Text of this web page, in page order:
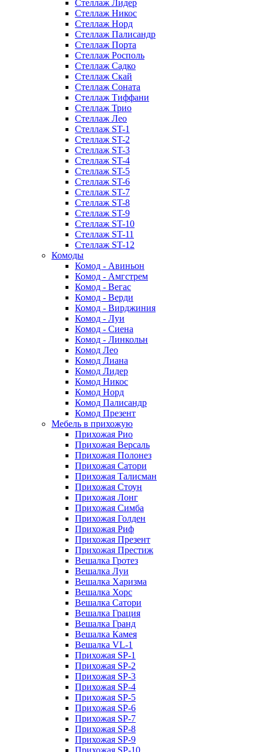
Стеллаж Лидер
Стеллаж Никос
Стеллаж Норд
Стеллаж Палисандр
Стеллаж Порта
Стеллаж Росполь
Стеллаж Садко
Стеллаж Скай
Стеллаж Соната
Стеллаж Тиффани
Стеллаж Трио
Стеллаж Лео
Стеллаж ST-1
Стеллаж ST-2
Стеллаж ST-3
Стеллаж ST-4
Стеллаж ST-5
Стеллаж ST-6
Стеллаж ST-7
Стеллаж ST-8
Стеллаж ST-9
Стеллаж ST-10
Стеллаж ST-11
Стеллаж ST-12
Комоды
Комод - Авиньон
Комод - Амгстрем
Комод - Вегас
Комод - Верди
Комод - Вирджиния
Комод - Луи
Комод - Сиена
Комод - Линкольн
Комод Лео
Комод Лиана
Комод Лидер
Комод Никос
Комод Норд
Комод Палисандр
Комод Презент
Мебель в прихожую
Прихожая Рио
Прихожая Версаль
Прихожая Полонез
Прихожая Сатори
Прихожая Талисман
Прихожая Стоун
Прихожая Лонг
Прихожая Симба
Прихожая Голден
Прихожая Риф
Прихожая Презент
Прихожая Престиж
Вешалка Гротез
Вешалка Луи
Вешалка Харизма
Вешалка Хорс
Вешалка Сатори
Вешалка Грация
Вешалка Гранд
Вешалка Камея
Вешалка VL-1
Прихожая SP-1
Прихожая SP-2
Прихожая SP-3
Прихожая SP-4
Прихожая SP-5
Прихожая SP-6
Прихожая SP-7
Прихожая SP-8
Прихожая SP-9
Прихожая SP-10